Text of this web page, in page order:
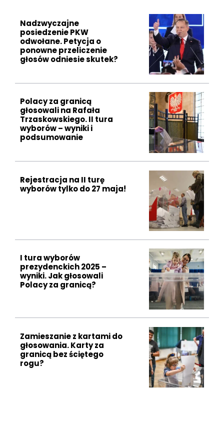
Nadzwyczajne
posiedzenie PKW
odwołane. Petycja o
ponowne przeliczenie
głosów odniesie skutek?
Polacy za granicą
głosowali na Rafała
Trzaskowskiego. II tura
wyborów – wyniki i
podsumowanie
Rejestracja na II turę
wyborów tylko do 27 maja!
I tura wyborów
prezydenckich 2025 –
wyniki. Jak głosowali
Polacy za granicą?
Zamieszanie z kartami do
głosowania. Karty za
granicą bez ściętego
rogu?